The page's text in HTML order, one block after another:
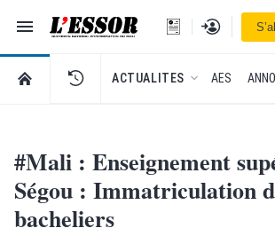
Navigation
L'Essor - retour à la une
Se connecter
RETOUR À LA PAGE D’ACCUEIL DE L'ESSOR
ACTUALITES AES
#Mali : Enseignement
Ségou : Immatriculation
bacheliers